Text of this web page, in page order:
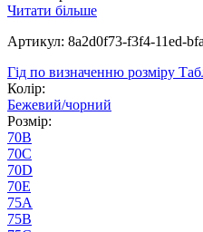
Читати більше
Артикул: 8a2d0f73-f3f4-11ed-
Гід по визначенню розміру
Колір:
Бежевий/чорний
Розмір:
70B
70C
70D
70E
75A
75B